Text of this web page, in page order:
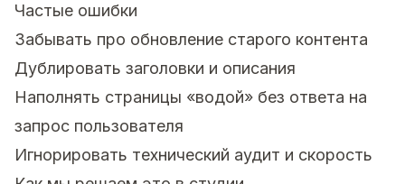
Частые ошибки
Забывать про обновление старого контента
Дублировать заголовки и описания
Наполнять страницы «водой» без ответа на
запрос пользователя
Игнорировать технический аудит и скорость